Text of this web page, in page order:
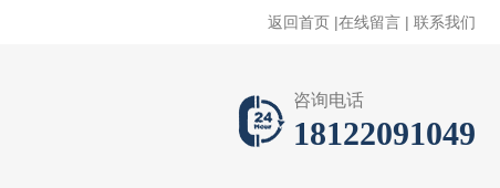
返回首页 |在线留言 | 联系我们
咨询电话
18122091049